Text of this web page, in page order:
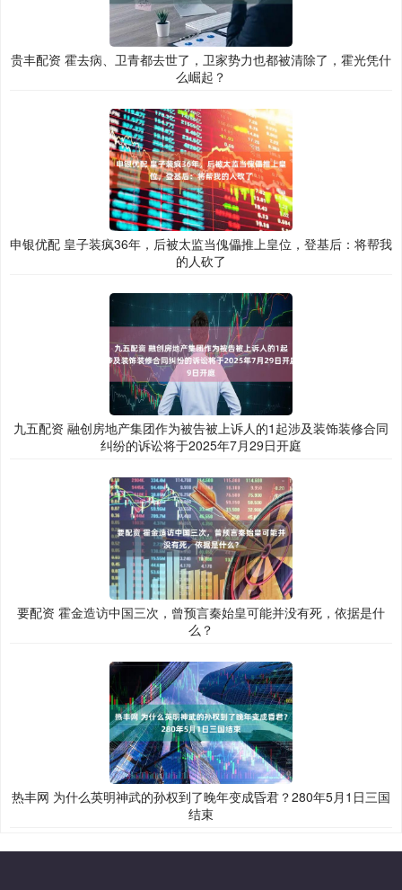
贵丰配资 霍去病、卫青都去世了，卫家势力也都被清除了，霍光凭什
么崛起？
申银优配 皇子装疯36年，后被太监当傀儡推上皇位，登基后：将帮我
的人砍了
九五配资 融创房地产集团作为被告被上诉人的1起涉及装饰装修合同
纠纷的诉讼将于2025年7月29日开庭
要配资 霍金造访中国三次，曾预言秦始皇可能并没有死，依据是什
么？
热丰网 为什么英明神武的孙权到了晚年变成昏君？280年5月1日三国
结束